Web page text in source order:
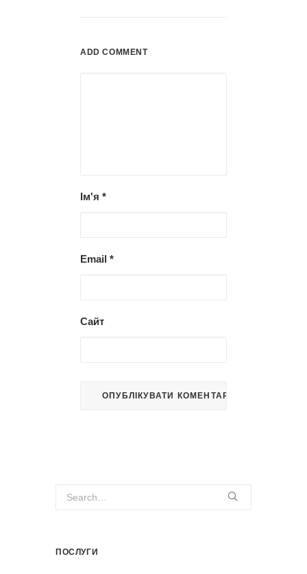
ADD COMMENT
Ім'я *
Email *
Сайт
ПОСЛУГИ